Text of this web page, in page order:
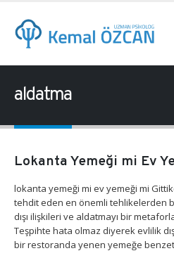
aldatma
Lokanta Yemeği mi Ev
lokanta yemeği mi ev yemeği mi
tehdit eden en önemli tehlikelerden
dışı ilişkileri ve aldatmayı bir
Teşpihte hata olmaz diyerek evlilik
bir restoranda yenen yemeğe